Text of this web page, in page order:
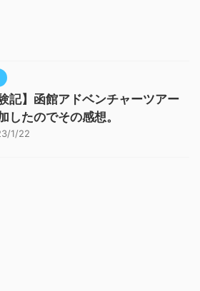
験記】函館アドベンチャーツアー
したのでその感想。
1/22